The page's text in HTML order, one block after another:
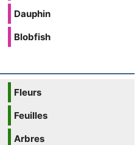
Dauphin
Blobfish
Fleurs
Feuilles
Arbres